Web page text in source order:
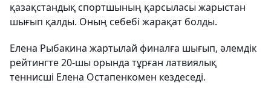
қазақстандық спортшының қарсыласы жарыстан
шығып қалды. Оның себебі жарақат болды.
Елена Рыбакина жартылай финалға шығып, әлемдік
рейтингте 20-шы орында тұрған латвиялық
теннисші Елена Остапенкомен кездеседі.